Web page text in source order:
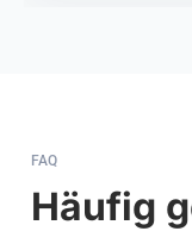
FAQ
Häufig